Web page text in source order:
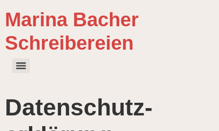
Marina Bacher
Schreibereien
Datenschutz­